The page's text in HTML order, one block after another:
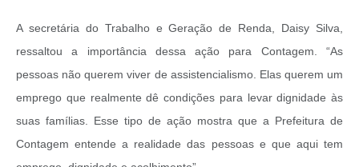
A secretária do Trabalho e Geração de Renda, Daisy Silva,
ressaltou a importância dessa ação para Contagem. “As
pessoas não querem viver de assistencialismo. Elas querem um
emprego que realmente dê condições para levar dignidade às
suas famílias. Esse tipo de ação mostra que a Prefeitura de
Contagem entende a realidade das pessoas e que aqui tem